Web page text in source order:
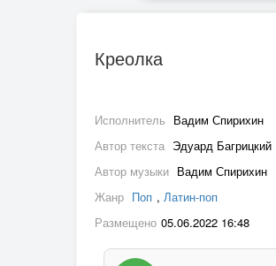
Креолка
Исполнитель Вадим Спирихин
Автор текста Эдуард Багрицкий
Автор музыки Вадим Спирихин
Жанр Поп , Латин-поп
Размещено 05.06.2022 16:48